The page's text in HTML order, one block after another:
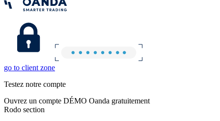
go to client zone
Testez notre compte
Ouvrez un compte DÉMO Oanda gratuitement
Rodo section